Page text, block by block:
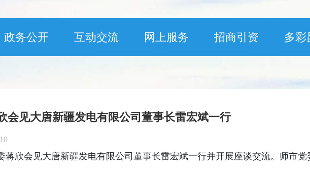
政务公开 互动交流 网上服务 招商引资 多彩
会见大唐新疆发电有限公司董事长雷宏斌一行
蒋欣会见大唐新疆发电有限公司董事长雷宏斌一行并开展座谈交流。师市党